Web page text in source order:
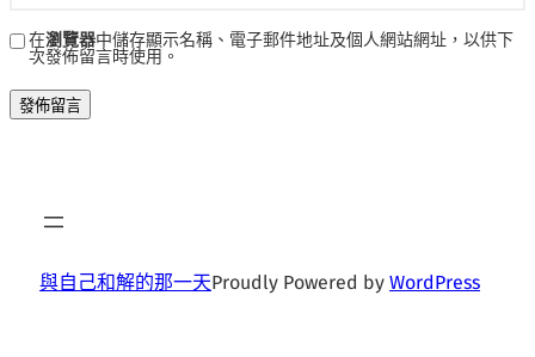
在瀏覽器中儲存顯示名稱、電子郵件地址及個人網站網址，以供下
次發佈留言時使用。
與自己和解的那一天Proudly Powered by WordPress